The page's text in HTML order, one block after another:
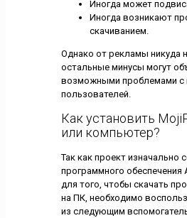
Иногда может
Иногда возникают
скачиванием.
Однако от рекламы никуда
остальные минусы могут
возможными проблемами с
пользователей.
Как установить
или компьютер?
Так как проект изначально
программного обеспечения
для того, чтобы скачать
на ПК, необходимо
из следующим